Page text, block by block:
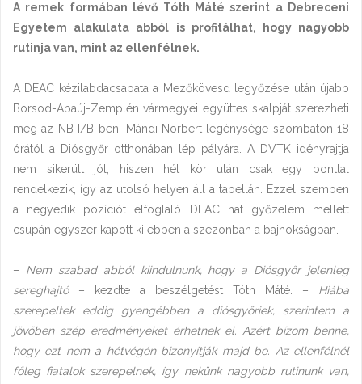
A remek formában lévő Tóth Máté szerint a Debreceni
Egyetem alakulata abból is profitálhat, hogy nagyobb
rutinja van, mint az ellenfélnek.
A DEAC kézilabdacsapata a Mezőkövesd legyőzése után újabb
Borsod-Abaúj-Zemplén vármegyei együttes skalpját szerezheti
meg az NB I/B-ben. Mándi Norbert legénysége szombaton 18
órától a Diósgyőr otthonában lép pályára. A DVTK idényrajtja
nem sikerült jól, hiszen hét kör után csak egy ponttal
rendelkezik, így az utolsó helyen áll a tabellán. Ezzel szemben
a negyedik pozíciót elfoglaló DEAC hat győzelem mellett
csupán egyszer kapott ki ebben a szezonban a bajnokságban.
– Nem szabad abból kiindulnunk, hogy a Diósgyőr jelenleg
sereghajtó– kezdte a beszélgetést Tóth Máté. – Hiába
szerepeltek eddig gyengébben a diósgyőriek, szerintem a
jövőben szép eredményeket érhetnek el. Azért bízom benne,
hogy ezt nem a hétvégén bizonyítják majd be. Az ellenfélnél
főleg fiatalok szerepelnek, így nekünk nagyobb rutinunk van,